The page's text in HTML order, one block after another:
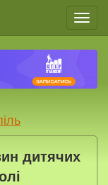
Меню
дитячих